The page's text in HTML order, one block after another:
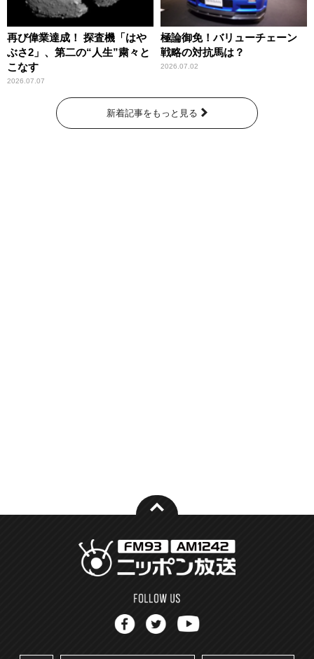
再び偉業達成！ 探査機「はや
ぶさ2」、第二の“人生”粛々と
こなす
2026.07.07
極論御免！バリューチェーン
戦略の対抗馬は？
2026.07.02
新着記事をもっと見る